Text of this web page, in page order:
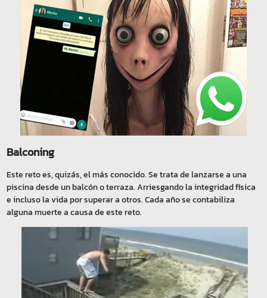
Balconing
Este reto es, quizás, el más conocido. Se trata de lanzarse a una
piscina desde un balcón o terraza. Arriesgando la integridad física
e incluso la vida por superar a otros. Cada año se contabiliza
alguna muerte a causa de este reto.